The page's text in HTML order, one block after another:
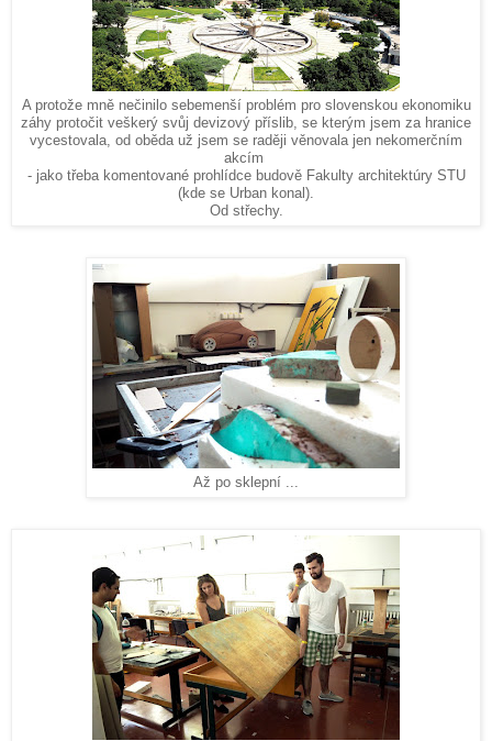
A protože mně nečinilo sebemenší problém pro slovenskou ekonomiku
záhy protočit veškerý svůj devizový příslib, se kterým jsem za hranice
vycestovala, od oběda už jsem se raději věnovala jen nekomerčním
akcím
- jako třeba komentované prohlídce budově Fakulty architektúry STU
(kde se Urban konal).
Od střechy.
Až po sklepní ...